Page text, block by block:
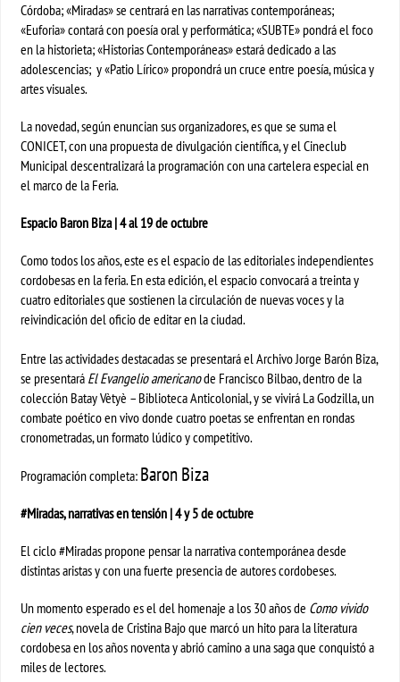
Córdoba; «Miradas» se centrará en las narrativas contemporáneas;
«Euforia» contará con poesía oral y performática; «SUBTE» pondrá el foco
en la historieta; «Historias Contemporáneas» estará dedicado a las
adolescencias; y «Patio Lírico» propondrá un cruce entre poesía, música y
artes visuales.
La novedad, según enuncian sus organizadores, es que se suma el
CONICET, con una propuesta de divulgación científica, y el Cineclub
Municipal descentralizará la programación con una cartelera especial en
el marco de la Feria.
Espacio Baron Biza | 4 al 19 de octubre
Como todos los años, este es el espacio de las editoriales independientes
cordobesas en la feria. En esta edición, el espacio convocará a treinta y
cuatro editoriales que sostienen la circulación de nuevas voces y la
reivindicación del oficio de editar en la ciudad.
Entre las actividades destacadas se presentará el Archivo Jorge Barón Biza,
se presentará El Evangelio americanode Francisco Bilbao, dentro de la
colección Batay Vètyè – Biblioteca Anticolonial, y se vivirá La Godzilla, un
combate poético en vivo donde cuatro poetas se enfrentan en rondas
cronometradas, un formato lúdico y competitivo.
Programación completa: Baron Biza
#Miradas, narrativas en tensión | 4 y 5 de octubre
El ciclo #Miradas propone pensar la narrativa contemporánea desde
distintas aristas y con una fuerte presencia de autores cordobeses.
Un momento esperado es el del homenaje a los 30 años de Como vivido
cien veces, novela de Cristina Bajo que marcó un hito para la literatura
cordobesa en los años noventa y abrió camino a una saga que conquistó a
miles de lectores.